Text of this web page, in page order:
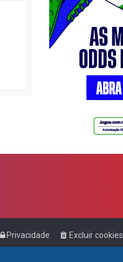
Excluir cookies
Privacidade